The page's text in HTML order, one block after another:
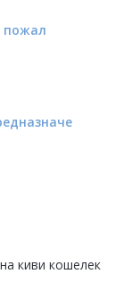
пожал
киви кошелек